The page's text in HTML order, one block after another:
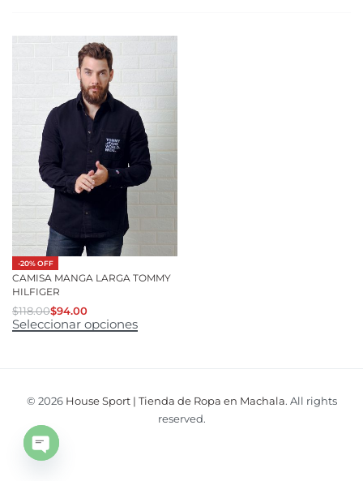
-20% OFF
CAMISA MANGA LARGA TOMMY
HILFIGER
$118.00$94.00
Seleccionar opciones
© 2026 House Sport | Tienda de Ropa en Machala. All rights
reserved.
Open